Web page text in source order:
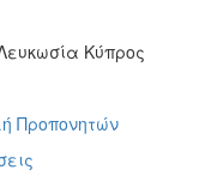
Κύπρος
Προπονητών